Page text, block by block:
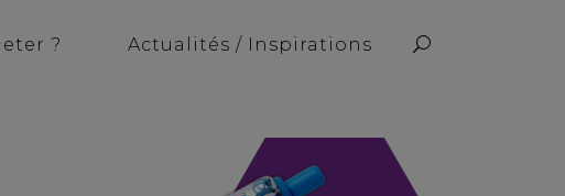
? Actualités / Inspirations